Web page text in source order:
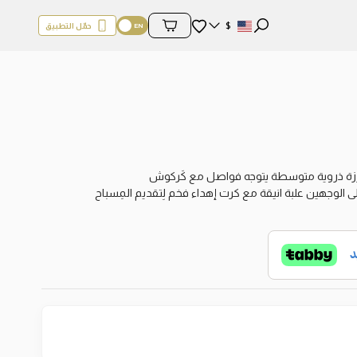
$ المفضلة
محتويات السلة
حمّل التطبيق
علبة انيقة مع كرت إهداء فخم لِتقديم المِسباح